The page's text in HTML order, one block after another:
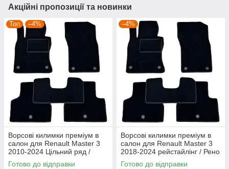
Акційні пропозиції та новинки
Топ –4%
Ворсові килимки преміум в
салон для Renault Master 3
2010-2024 Цільний ряд /
Рено Мастер 3 килимки
Готово до відправки
–4%
Ворсові килимки преміум в
салон для Renault Master 3
2018-2024 рейстайлінг / Рено
Мастер 3 килимки
Готово до відправки